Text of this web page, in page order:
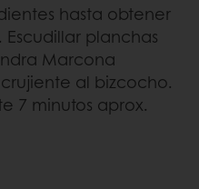
hasta obtener
planchas
Marcona
al bizcocho.
7 minutos aprox.